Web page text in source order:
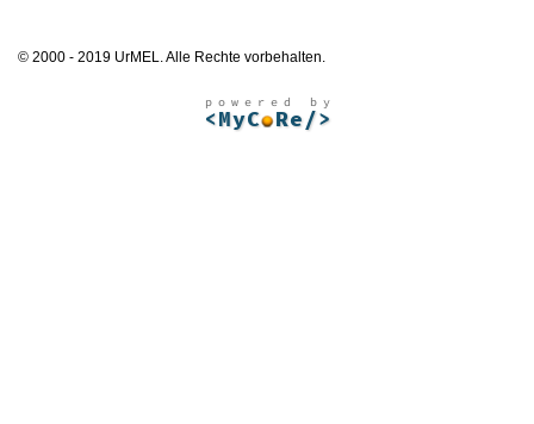
© 2000 - 2019 UrMEL. Alle Rechte vorbehalten.